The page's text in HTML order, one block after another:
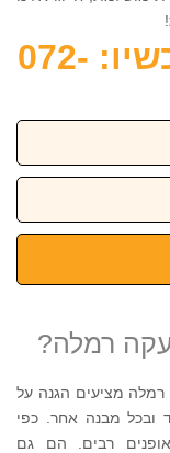
לייעוץ חינם חייגו עכשיו: 072-
רמלה?
מציעים הגנה על
ובכל מבנה אחר. כפי
רבים. הם גם